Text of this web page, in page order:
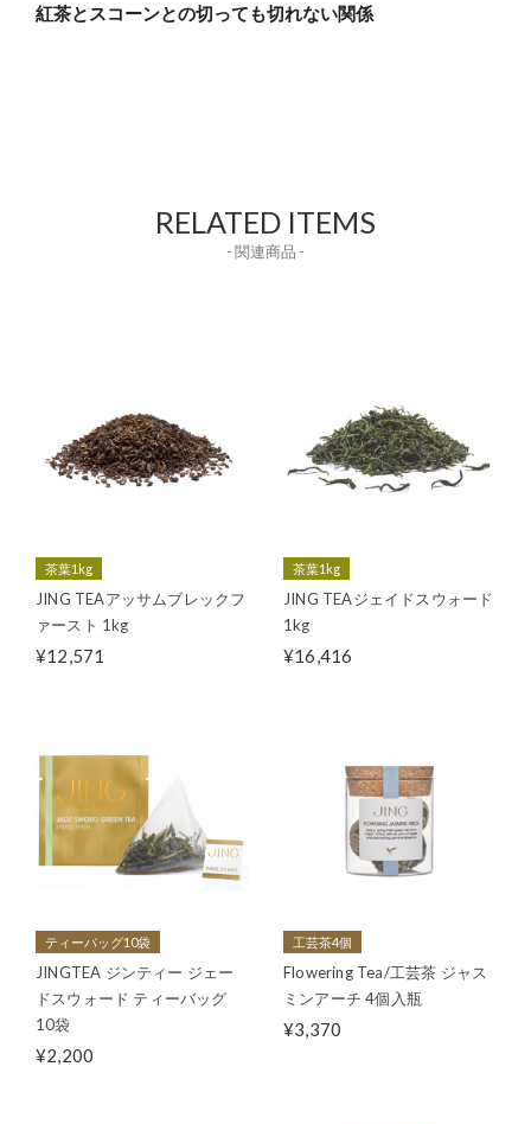
紅茶とスコーンとの切っても切れない関係
RELATED ITEMS
- 関連商品 -
茶葉1kg
JING TEAアッサムブレックフ
ァースト 1kg
¥12,571
茶葉1kg
JING TEAジェイドスウォード
1kg
¥16,416
ティーバッグ10袋
JINGTEA ジンティー ジェー
ドスウォード ティーバッグ
10袋
¥2,200
工芸茶4個
Flowering Tea/工芸茶 ジャス
ミンアーチ 4個入瓶
¥3,370